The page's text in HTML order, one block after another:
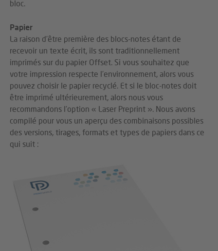
bloc.
Papier
La raison d’être première des blocs-notes étant de
recevoir un texte écrit, ils sont traditionnellement
imprimés sur du papier Offset. Si vous souhaitez que
votre impression respecte l’environnement, alors vous
pouvez choisir le papier recyclé. Et si le bloc-notes doit
être imprimé ultérieurement, alors nous vous
recommandons l’option « Laser Preprint ». Nous avons
compilé pour vous un aperçu des combinaisons possibles
des versions, tirages, formats et types de papiers dans ce
qui suit :